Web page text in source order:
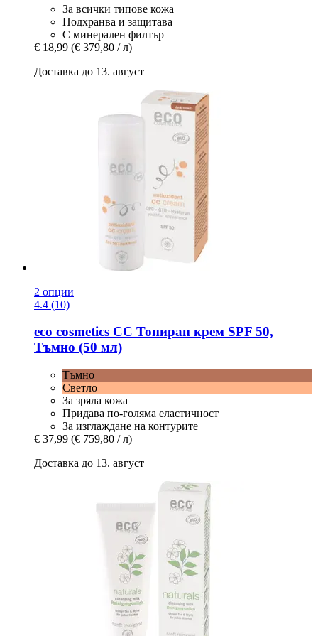
За всички типове кожа
Подхранва и защитава
С минерален филтър
€ 18,99 (€ 379,80 / л)
Доставка до 13. август
2 опции
4.4 (10)
eco cosmetics CC Тониран крем SPF 50,
Тъмно (50 мл)
Тъмно
Светло
За зряла кожа
Придава по-голяма еластичност
За изглаждане на контурите
€ 37,99 (€ 759,80 / л)
Доставка до 13. август